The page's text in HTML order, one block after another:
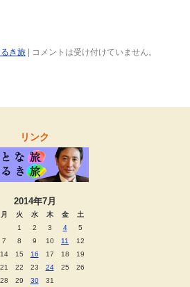
き旅| コメントは受け付けていません。
リンク
2014年7月
月 火 水 木 金
土
1
2 3 4
5
7 8 9 10 11
12
14 15 16 17 18
19
21 22 23 24 25
26
28 29 30
31